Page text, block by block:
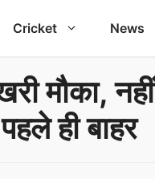
Cricket News
नहीं
ही बाहर